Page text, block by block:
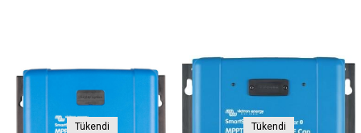
Tükendi Tükendi